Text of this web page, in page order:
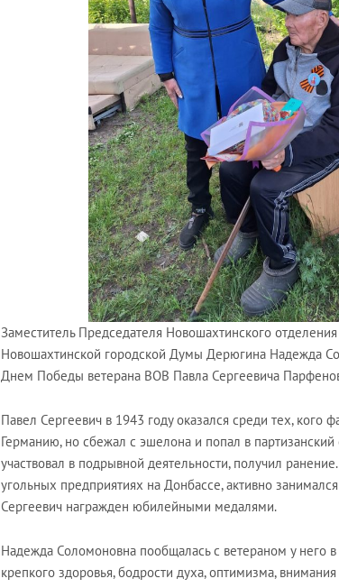
Заместитель Председателя Новошахтинского
Новошахтинской городской Думы Дерюгина Надежда
Днем Победы ветерана ВОВ Павла Сергеевича
Павел Сергеевич в 1943 году оказался среди тех, кого
Германию, но сбежал с эшелона и попал в партизанский
участвовал в подрывной деятельности, получил
угольных предприятиях на Донбассе, активно
Сергеевич награжден юбилейными медалями.
Надежда Соломоновна пообщалась с ветераном у него
крепкого здоровья, бодрости духа, оптимизма,